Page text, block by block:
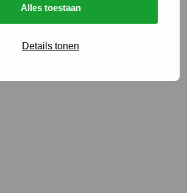
Alles toestaan
Details tonen